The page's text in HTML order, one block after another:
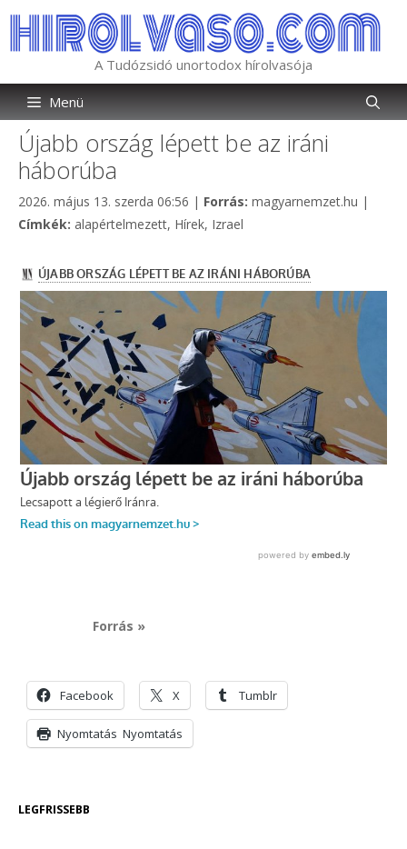
tartalomba
A Tudózsidó unortodox hírolvasója
Menü
Újabb ország lépett be az iráni
háborúba
2026. május 13. szerda 06:56 | Forrás: Kategória
magyarnemzet.hu |
Címkék: Címkék
alapértelmezett, Hírek, Izrael
Forrás »
Facebook X Tumblr
Nyomtatás Nyomtatás
LEGFRISSEBB